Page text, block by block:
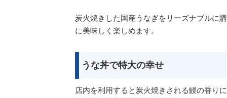
炭火焼きした国産うなぎをリーズナブルに
に美味しく楽しめます。
うな丼で特大の幸せ
店内を利用すると炭火焼きされる鰻の香り